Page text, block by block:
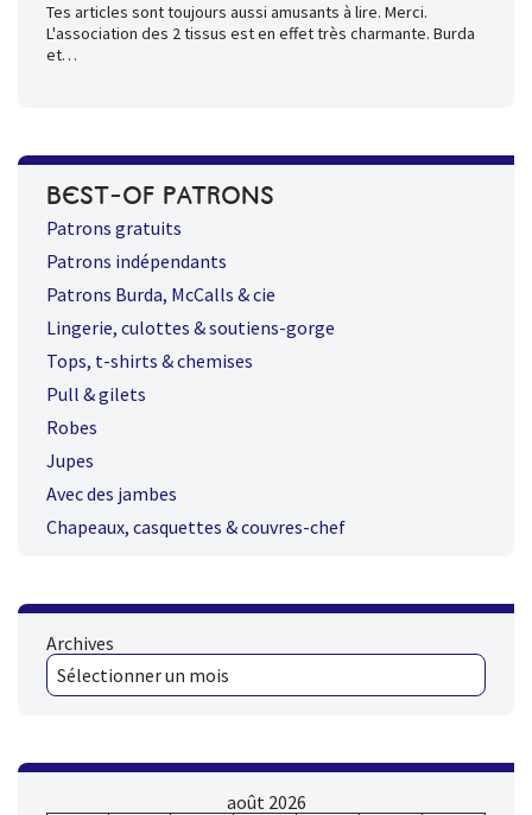
Tes articles sont toujours aussi amusants à lire. Merci.
L'association des 2 tissus est en effet très charmante. Burda
et…
BEST-OF PATRONS
Patrons gratuits
Patrons indépendants
Patrons Burda, McCalls & cie
Lingerie, culottes & soutiens-gorge
Tops, t-shirts & chemises
Pull & gilets
Robes
Jupes
Avec des jambes
Chapeaux, casquettes & couvres-chef
Archives
août 2026